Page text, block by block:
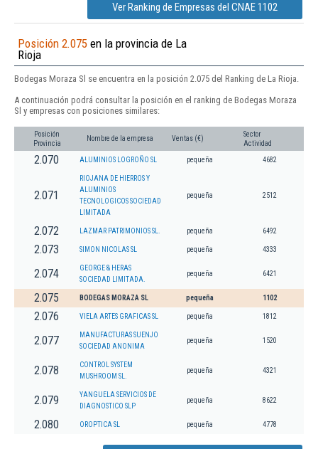
Ver Ranking de Empresas del CNAE 1102
Posición 2.075 en la provincia de La
Rioja
Bodegas Moraza Sl se encuentra en la posición 2.075 del Ranking de La Rioja.
A continuación podrá consultar la posición en el ranking de Bodegas Moraza
Sl y empresas con posiciones similares:
Posición
Provincia
Nombre de la empresa Ventas (€)
Sector
Actividad
2.070 ALUMINIOS LOGROÑO SL pequeña 4682
2.071
RIOJANA DE HIERROS Y
ALUMINIOS
TECNOLOGICOS SOCIEDAD
LIMITADA
pequeña 2512
2.072 LAZMAR PATRIMONIOS SL. pequeña 6492
2.073 SIMON NICOLAS SL pequeña 4333
2.074
GEORGE & HERAS
SOCIEDAD LIMITADA.
pequeña 6421
2.075 BODEGAS MORAZA SL pequeña 1102
2.076 VIELA ARTES GRAFICAS SL pequeña 1812
2.077
MANUFACTURAS SUENJO
SOCIEDAD ANONIMA
pequeña 1520
2.078
CONTROL SYSTEM
MUSHROOM SL.
pequeña 4321
2.079
YANGUELA SERVICIOS DE
DIAGNOSTICO SLP
pequeña 8622
2.080 OROPTICA SL pequeña 4778